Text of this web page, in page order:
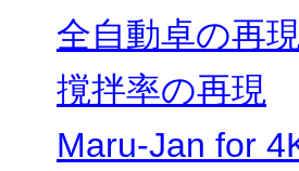
全自動卓の再
撹拌率の再現
Maru-Jan for